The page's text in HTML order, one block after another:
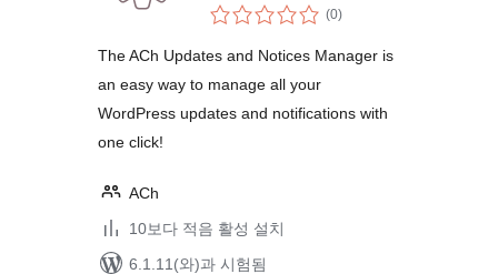
(0전
체)
The ACh Updates and Notices Manager is
an easy way to manage all your
WordPress updates and notifications with
one click!
ACh
10보다 적음 활성 설치
6.1.11(와)과 시험됨